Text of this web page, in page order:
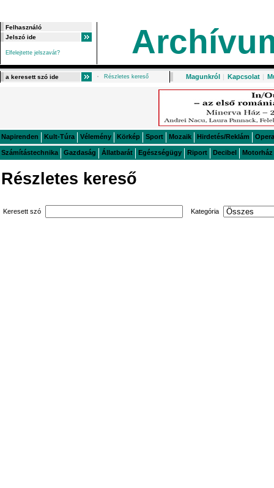
Elfelejtette jelszavát?
Részletes kereső Magunkról | Kapcsolat |
Napirenden Kult-Túra Vélemény Körkép Sport Mozaik Hirdetés/Reklám Opera
Számítástechnika Gazdaság Állatbarát Egészségügy Riport Decibel Motorház
Részletes kereső
Keresett szó Kategória